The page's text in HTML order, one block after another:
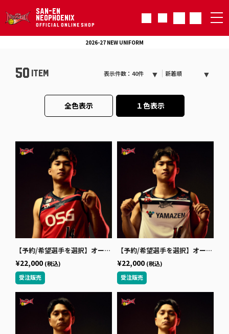
SAN-EN
NEOPHOENIX
OFFICIAL ONLINE SHOP
2026-27 NEW UNIFORM
50 ITEM 表示件数：40件 新着順
全色表示 １色表示
【予約/希望選手を選択】オーセンティックユニフォーム（HOME RED） 2026-27
¥22,000 (税込)
【予約/希望選手を選択】オーセンティックユニフォーム（AWAY） 2026-27
¥22,000 (税込)